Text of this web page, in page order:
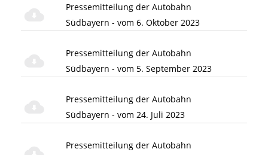
Pressemitteilung der Autobahn
Südbayern - vom 6. Oktober 2023
Pressemitteilung der Autobahn
Südbayern - vom 5. September 2023
Pressemitteilung der Autobahn
Südbayern - vom 24. Juli 2023
Pressemitteilung der Autobahn